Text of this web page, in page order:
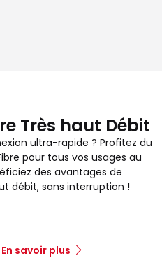
Très haut Débit
ultra-rapide ? Profitez du
pour tous vos usages au
des avantages de
débit, sans interruption !
En savoir plus